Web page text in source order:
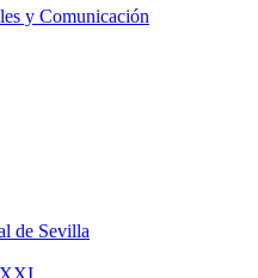
y Comunicación
de Sevilla
XXI